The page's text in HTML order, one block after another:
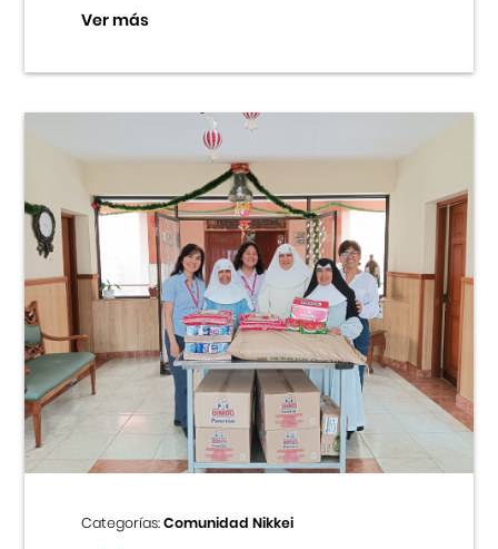
Ver más
Categorías:Comunidad Nikkei